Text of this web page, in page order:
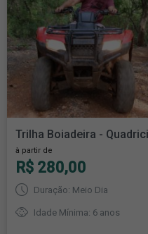
Trilha Boiadeira -
à partir de
R$ 280,00
Duração: Meio Dia
Idade Mínima: 6 anos